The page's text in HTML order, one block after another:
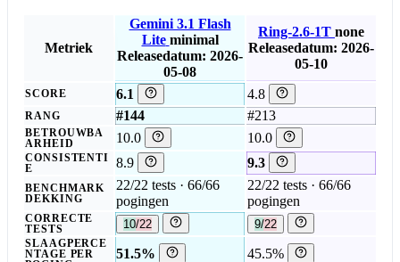
Metriek
Gemini 3.1 Flash
Lite minimal
Releasedatum: 2026-
05-08
Ring-2.6-1T none
Releasedatum: 2026-
05-10
SCORE 6.1 4.8
RANG #144 #213
BETROUWBA
ARHEID
10.0 10.0
CONSISTENTI
E
8.9 9.3
BENCHMARK
DEKKING
22/22 tests · 66/66
pogingen
22/22 tests · 66/66
pogingen
CORRECTE
TESTS
10/22 9/22
SLAAGPERCE
NTAGE PER
51.5% 45.5%